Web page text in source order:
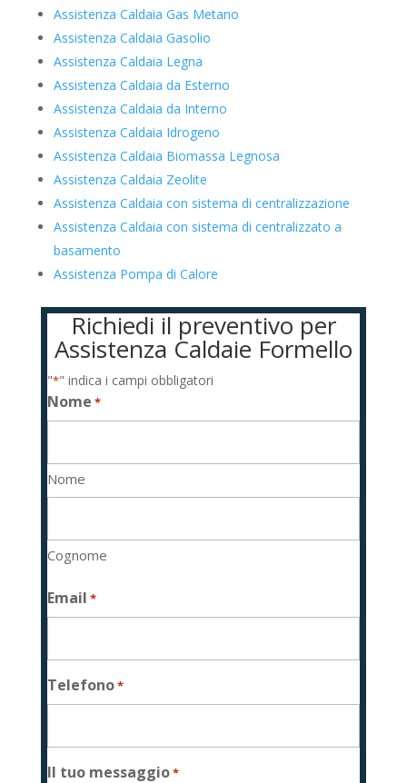
Assistenza Caldaia Gas Metano
Assistenza Caldaia Gasolio
Assistenza Caldaia Legna
Assistenza Caldaia da Esterno
Assistenza Caldaia da Interno
Assistenza Caldaia Idrogeno
Assistenza Caldaia Biomassa Legnosa
Assistenza Caldaia Zeolite
Assistenza Caldaia con sistema di centralizzazione
Assistenza Caldaia con sistema di centralizzato a
basamento
Assistenza Pompa di Calore
Richiedi il preventivo per
Assistenza Caldaie Formello
"*" indica i campi obbligatori
Nome *
Nome
Cognome
Email *
Telefono*
Il tuo messaggio*